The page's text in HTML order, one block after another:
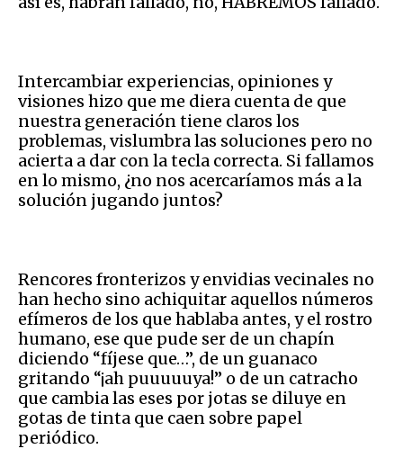
Intercambiar experiencias, opiniones y
visiones hizo que me diera cuenta de que
nuestra generación tiene claros los
problemas, vislumbra las soluciones pero no
acierta a dar con la tecla correcta. Si fallamos
en lo mismo, ¿no nos acercaríamos más a la
solución jugando juntos?
Rencores fronterizos y envidias vecinales no
han hecho sino achiquitar aquellos números
efímeros de los que hablaba antes, y el rostro
humano, ese que pude ser de un chapín
diciendo “fíjese que…”, de un guanaco
gritando “¡ah puuuuuya!” o de un catracho
que cambia las eses por jotas se diluye en
gotas de tinta que caen sobre papel
periódico.